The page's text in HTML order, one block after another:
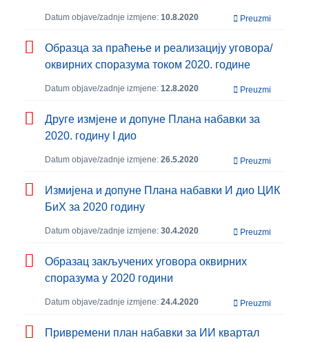
Datum objave/zadnje izmjene: 10.8.2020 Preuzmi
Образца за праћење и реализацију уговора/
оквирних споразума током 2020. године
Datum objave/zadnje izmjene: 12.8.2020 Preuzmi
Друге измјене и допуне Плана набавки за
2020. годину I дио
Datum objave/zadnje izmjene: 26.5.2020 Preuzmi
Измијена и допуне Плана набавки И дио ЦИК
БиХ за 2020 годину
Datum objave/zadnje izmjene: 30.4.2020 Preuzmi
Образац закључених уговора оквирних
споразума у 2020 години
Datum objave/zadnje izmjene: 24.4.2020 Preuzmi
Привремени план набавки за ИИ квартал